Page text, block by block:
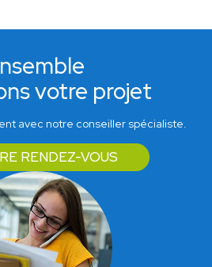
votre projet
avec notre conseiller spécialiste.
RENDEZ-VOUS